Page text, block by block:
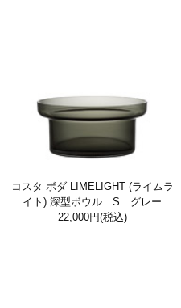
コスタ ボダ LIMELIGHT (ライムラ
イト) 深型ボウル S グレー
22,000円(税込)